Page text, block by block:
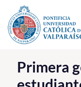
Click acá para ir
La Universidad
Investigación,
Primera